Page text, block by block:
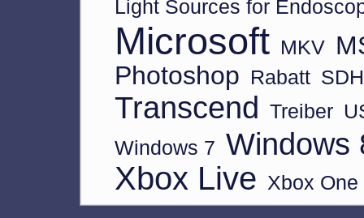
Light Sources for
Microsoft MKV
Photoshop Rabatt
Transcend Treiber
Windows 7
Windows
Xbox Live Xbox One